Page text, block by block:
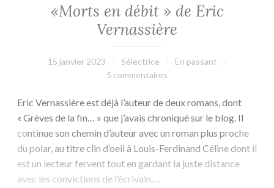
port
l’autre
d’Eric
Vernassière
«Morts en débit » de Eric
Vernassière
15 janvier 2023 Sélectrice
En passant
5 commentaires
Eric Vernassière est déjà l’auteur de deux romans, dont
« Grèves de la fin… » que j’avais chroniqué sur le blog. Il
continue son chemin d’auteur avec un roman plus proche
du polar, au titre clin d’oeil à Louis-Ferdinand Céline dont il
est un lecteur fervent tout en gardant la juste distance
avec les convictions de l’écrivain.…